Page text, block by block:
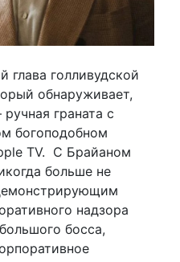
голливудской
обнаруживает,
граната с
богоподобном
TV. С Брайаном
больше не
надзора
босса,